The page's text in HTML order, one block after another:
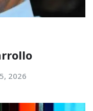
2026